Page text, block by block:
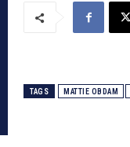
TAGS MATTIE OBDAM